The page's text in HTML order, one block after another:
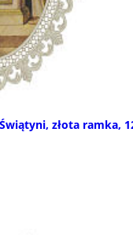
złota ramka,